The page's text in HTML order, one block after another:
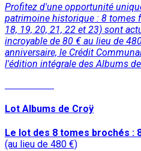
Profitez d'une opportunité
patrimoine historique : 8 tomes
18, 19, 20, 21, 22 et 23) sont
incroyable de 80 € au lieu de
anniversaire, le Crédit
l'édition intégrale des Albums
Lot Albums de Croÿ
Le lot des 8 tomes brochés :
(au lieu de 480 €)